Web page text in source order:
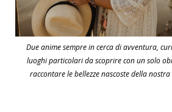
Due anime sempre in cerca di avventura,
luoghi particolari da scoprire con un solo
raccontare le bellezze nascoste della